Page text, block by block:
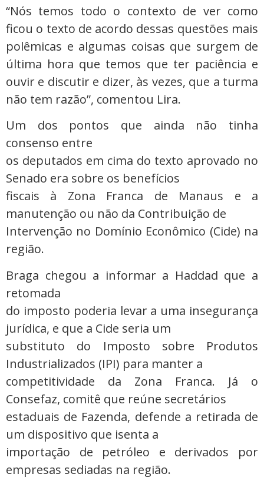
“Nós temos todo o contexto de ver como
ficou o texto de acordo dessas questões mais
polêmicas e algumas coisas que surgem de
última hora que temos que ter paciência e
ouvir e discutir e dizer, às vezes, que a turma
não tem razão”, comentou Lira.
Um dos pontos que ainda não tinha
consenso entre
os deputados em cima do texto aprovado no
Senado era sobre os benefícios
fiscais à Zona Franca de Manaus e a
manutenção ou não da Contribuição de
Intervenção no Domínio Econômico (Cide) na
região.
Braga chegou a informar a Haddad que a
retomada
do imposto poderia levar a uma insegurança
jurídica, e que a Cide seria um
substituto do Imposto sobre Produtos
Industrializados (IPI) para manter a
competitividade da Zona Franca. Já o
Consefaz, comitê que reúne secretários
estaduais de Fazenda, defende a retirada de
um dispositivo que isenta a
importação de petróleo e derivados por
empresas sediadas na região.